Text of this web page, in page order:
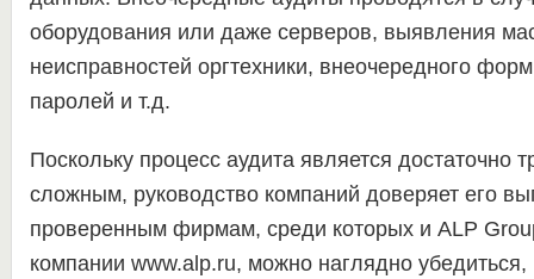
оборудования или даже серверов, выявления
неисправностей оргтехники, внеочередного
паролей и т.д.
Поскольку процесс аудита является достаточно
сложным, руководство компаний доверяет его
проверенным фирмам, среди которых и ALP
компании www.alp.ru, можно наглядно убедиться,